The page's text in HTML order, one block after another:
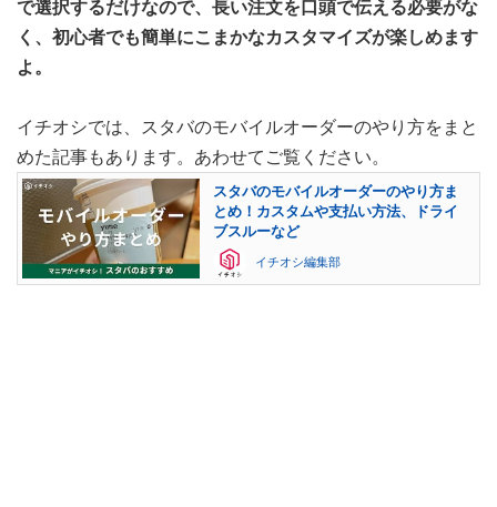
で選択するだけなので、長い注文を口頭で伝える必要がな
く、初心者でも簡単にこまかなカスタマイズが楽しめます
よ。
イチオシでは、スタバのモバイルオーダーのやり方をまと
めた記事もあります。あわせてご覧ください。
スタバのモバイルオーダーのやり方ま
とめ！カスタムや支払い方法、ドライ
ブスルーなど
イチオシ編集部